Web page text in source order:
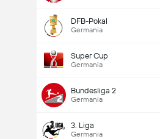
DFB-Pokal
Germania
Super Cup
Germania
Bundesliga 2
Germania
3. Liga
Germania